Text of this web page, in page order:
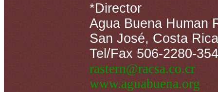
*Director
Agua Buena Human
San José, Costa Rica
Tel/Fax 506-2280-
rastern@racsa.co.cr
www.aguabuena.org